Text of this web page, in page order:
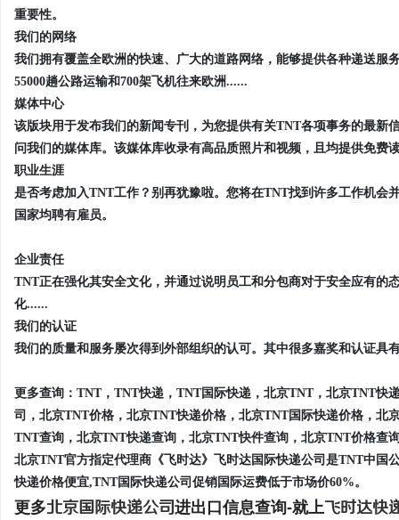
重要性。
我们的网络
我们拥有覆盖全欧洲的快速、广大的道路网络，能够提供各种递送服
55000趟公路运输和700架飞机往来欧洲......
媒体中心
该版块用于发布我们的新闻专刊，为您提供有关TNT各项事务的最新
问我们的媒体库。该媒体库收录有高品质照片和视频，且均提供免费
职业生涯
是否考虑加入TNT工作？别再犹豫啦。您将在TNT找到许多工作机会
国家均聘有雇员。
企业责任
TNT正在强化其安全文化，并通过说明员工和分包商对于安全应有
化......
我们的认证
我们的质量和服务屡次得到外部组织的认可。其中很多嘉奖和认证
更多查询： TNT，TNT快递，TNT国际快递，北京TNT，北京TNT快
司，北京TNT价格，北京TNT快递价格，北京TNT国际快递价格，北
TNT查询，北京TNT快递查询，北京TNT快件查询，北京TNT价格查
北京TNT官方指定代理商《飞时达》飞时达国际快递公司是TNT中
快递价格便宜,TNT国际快递公司促销国际运费低于市场价60%。
更多北京国际快递公司进出口信息查询-就上飞时达快